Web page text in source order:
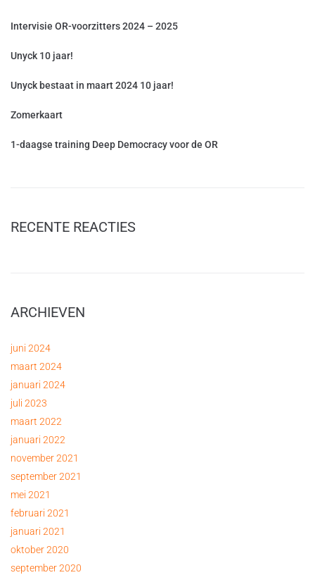
Intervisie OR-voorzitters 2024 – 2025
Unyck 10 jaar!
Unyck bestaat in maart 2024 10 jaar!
Zomerkaart
1-daagse training Deep Democracy voor de OR
RECENTE REACTIES
ARCHIEVEN
juni 2024
maart 2024
januari 2024
juli 2023
maart 2022
januari 2022
november 2021
september 2021
mei 2021
februari 2021
januari 2021
oktober 2020
september 2020